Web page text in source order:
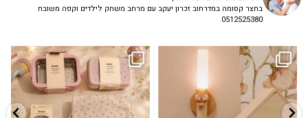
בחצר קסומה במדרחוב זכרון יעקב עם מרחב משחק לילדים וקפה משובח
0512525380
✨ חוזרים למסגרת בסטייל! ✨
הקולקציה החדשה...
9 4
גם פריט עיצובי לחדר, גם מנורת לילה
...
3 0